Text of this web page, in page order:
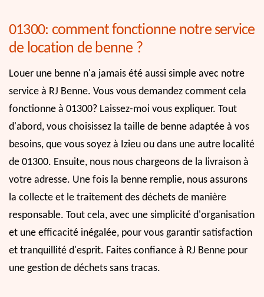
01300: comment fonctionne notre service
de location de benne ?
Louer une benne n'a jamais été aussi simple avec notre
service à RJ Benne. Vous vous demandez comment cela
fonctionne à 01300? Laissez-moi vous expliquer. Tout
d'abord, vous choisissez la taille de benne adaptée à vos
besoins, que vous soyez à Izieu ou dans une autre localité
de 01300. Ensuite, nous nous chargeons de la livraison à
votre adresse. Une fois la benne remplie, nous assurons
la collecte et le traitement des déchets de manière
responsable. Tout cela, avec une simplicité d'organisation
et une efficacité inégalée, pour vous garantir satisfaction
et tranquillité d'esprit. Faites confiance à RJ Benne pour
une gestion de déchets sans tracas.